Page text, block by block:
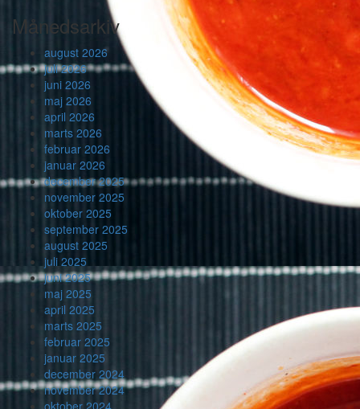
Månedsarkiv
august 2026
juli 2026
juni 2026
maj 2026
april 2026
marts 2026
februar 2026
januar 2026
december 2025
november 2025
oktober 2025
september 2025
august 2025
juli 2025
juni 2025
maj 2025
april 2025
marts 2025
februar 2025
januar 2025
december 2024
november 2024
oktober 2024